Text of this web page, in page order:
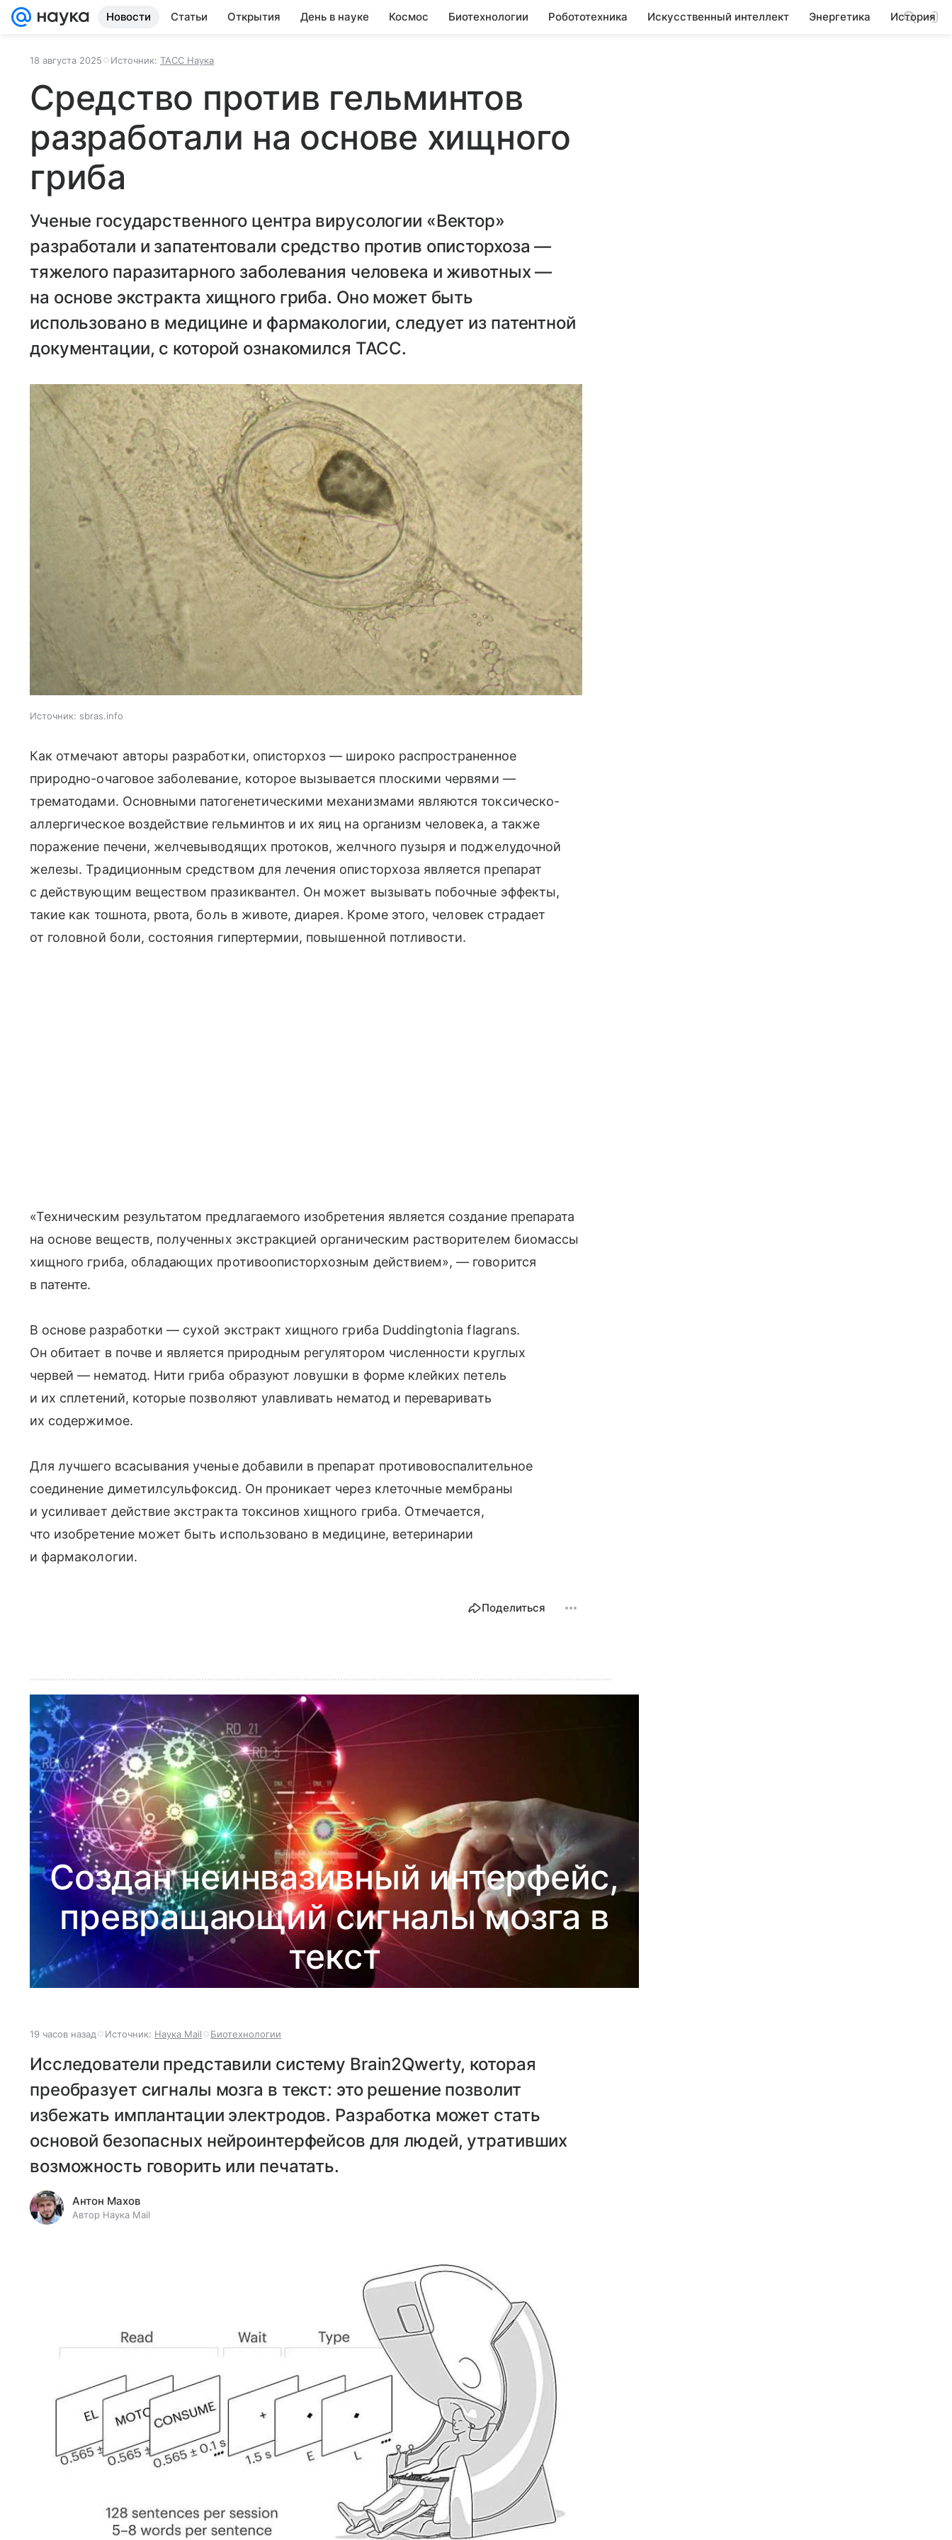
Новости Статьи Открытия День в науке Космос Биотехнологии Робототехника Искусственный интеллект Энергетика История
18 августа 2025 Источник: ТАСС Наука
Средство против гельминтов
разработали на основе хищного
гриба
Ученые государственного центра вирусологии «Вектор»
разработали и запатентовали средство против описторхоза —
тяжелого паразитарного заболевания человека и животных —
на основе экстракта хищного гриба. Оно может быть
использовано в медицине и фармакологии, следует из патентной
документации, с которой ознакомился ТАСС.
Источник: sbras.info
Как отмечают авторы разработки, описторхоз — широко распространенное
природно-очаговое заболевание, которое вызывается плоскими червями —
трематодами. Основными патогенетическими механизмами являются токсическо-
аллергическое воздействие гельминтов и их яиц на организм человека, а также
поражение печени, желчевыводящих протоков, желчного пузыря и поджелудочной
железы. Традиционным средством для лечения описторхоза является препарат
с действующим веществом празиквантел. Он может вызывать побочные эффекты,
такие как тошнота, рвота, боль в животе, диарея. Кроме этого, человек страдает
от головной боли, состояния гипертермии, повышенной потливости.
«Техническим результатом предлагаемого изобретения является создание препарата
на основе веществ, полученных экстракцией органическим растворителем биомассы
хищного гриба, обладающих противоописторхозным действием», — говорится
в патенте.
В основе разработки — сухой экстракт хищного гриба Duddingtonia flagrans.
Он обитает в почве и является природным регулятором численности круглых
червей — нематод. Нити гриба образуют ловушки в форме клейких петель
и их сплетений, которые позволяют улавливать нематод и переваривать
их содержимое.
Для лучшего всасывания ученые добавили в препарат противовоспалительное
соединение диметилсульфоксид. Он проникает через клеточные мембраны
и усиливает действие экстракта токсинов хищного гриба. Отмечается,
что изобретение может быть использовано в медицине, ветеринарии
и фармакологии.
Поделиться
Создан неинвазивный интерфейс,
превращающий сигналы мозга в
текст
19 часов назад Источник: Наука Mail Биотехнологии
Исследователи представили систему Brain2Qwerty, которая
преобразует сигналы мозга в текст: это решение позволит
избежать имплантации электродов. Разработка может стать
основой безопасных нейроинтерфейсов для людей, утративших
возможность говорить или печатать.
Антон Махов
Автор Наука Mail